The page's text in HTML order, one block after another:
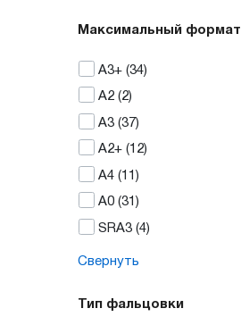
Максимальный формат
А3+ (34)
А2 (2)
А3 (37)
А2+ (12)
А4 (11)
А0 (31)
SRA3 (4)
Свернуть
Тип фальцовки